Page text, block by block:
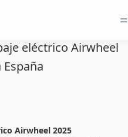
=
eléctrico Airwheel
Airwheel 2025